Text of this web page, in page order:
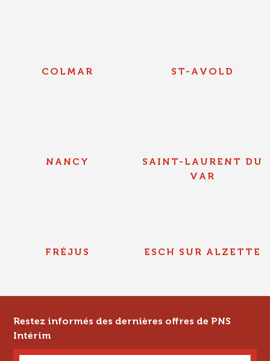
COLMAR ST-AVOLD
NANCY
SAINT-LAURENT DU
VAR
FRÉJUS ESCH SUR ALZETTE
Restez informés des dernières offres de PNS
Intérim